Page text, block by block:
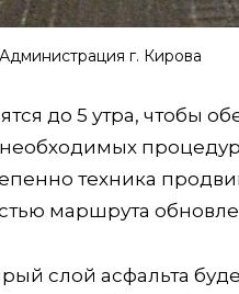
г. Кирова
до 5 утра, чтобы
техника
маршрута
слой асфальта